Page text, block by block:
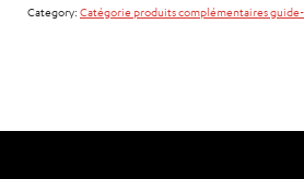
Category: Catégorie produits complémentaires